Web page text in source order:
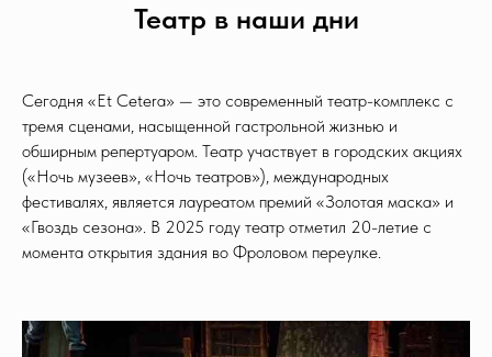
Театр в наши дни
Сегодня «Et Cetera» — это современный театр-комплекс с
тремя сценами, насыщенной гастрольной жизнью и
обширным репертуаром. Театр участвует в городских акциях
(«Ночь музеев», «Ночь театров»), международных
фестивалях, является лауреатом премий «Золотая маска» и
«Гвоздь сезона». В 2025 году театр отметил 20-летие с
момента открытия здания во Фроловом переулке.